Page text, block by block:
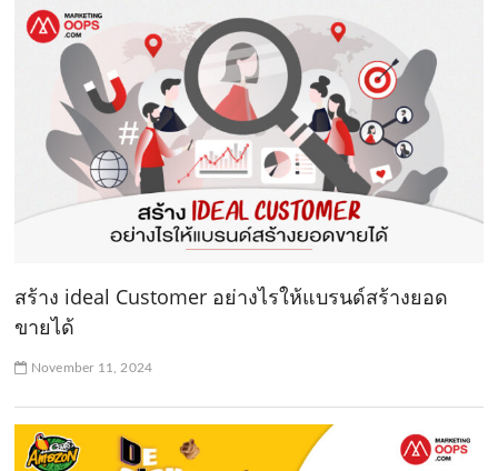
สร้าง ideal Customer อย่างไรให้แบรนด์สร้างยอด
ขายได้
November 11, 2024